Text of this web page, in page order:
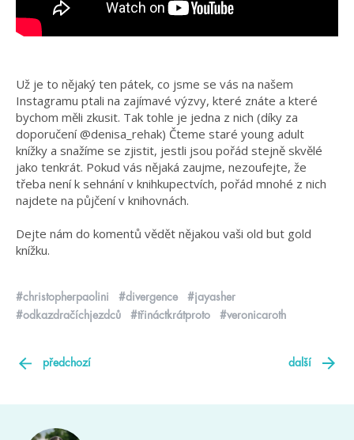
Už je to nějaký ten pátek, co jsme se vás na našem
Instagramu ptali na zajímavé výzvy, které znáte a které
bychom měli zkusit. Tak tohle je jedna z nich (díky za
doporučení @denisa_rehak) Čteme staré young adult
knížky a snažíme se zjistit, jestli jsou pořád stejně skvělé
jako tenkrát. Pokud vás nějaká zaujme, nezoufejte, že
třeba není k sehnání v knihkupectvích, pořád mnohé z nich
najdete na půjčení v knihovnách.
Dejte nám do komentů vědět nějakou vaši old but gold
knížku.
#christopherpaolini #divergence
#jayasher
#odkazdračíchjezdců
#třináctkrátproto #veronicaroth
předchozí další